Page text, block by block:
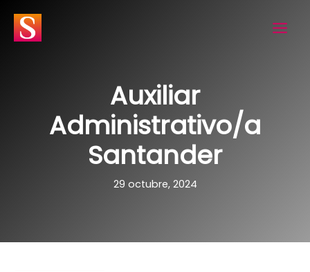
contenido
Auxiliar
Administrativo/a
Santander
29 octubre, 2024